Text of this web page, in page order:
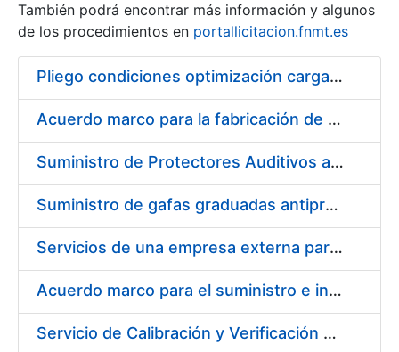
También podrá encontrar más información y algunos
de los procedimientos en portallicitacion.fnmt.es
Pliego condiciones optimización cargas compras firmado
Acuerdo marco para la fabricación de piezas
Suministro de Protectores Auditivos a medida para las personas trabajadoras de los Centros de Trabajo de Madrid y Burgos
Suministro de gafas graduadas antiproyecciones para los trabajadores de la FNMT-RCM en los centros de trabajo de Madrid y Burgos
Servicios de una empresa externa para el asesoramiento y resolución de los recursos de alzada que se presentan relacionados con procesos de selección para la FNMT-RCM
Acuerdo marco para el suministro e instalación de persianas, estores y otros complementos
Servicio de Calibración y Verificación Externa de los Equipos de Medición del Servicio de Prevención de la FNMT-RCM